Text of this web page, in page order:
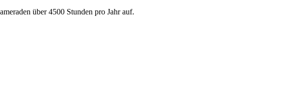
über 4500 Stunden pro Jahr auf.